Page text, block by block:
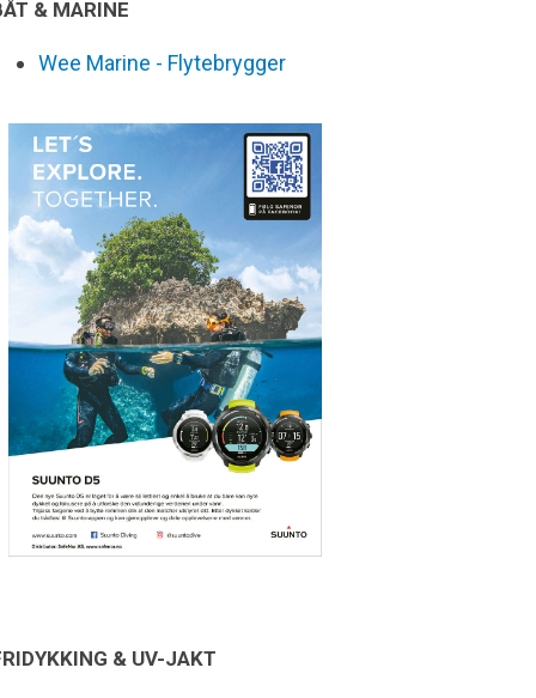
& MARINE
Wee Marine - Flytebrygger
& UV-JAKT